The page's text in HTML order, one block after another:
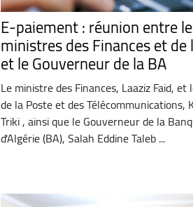
E-paiement : réunion entre
ministres des Finances et de
et le Gouverneur de la BA
Le ministre des Finances, Laaziz Faid,
de la Poste et des Télécommunications,
Triki , ainsi que le Gouverneur de la
d'Algérie (BA), Salah Eddine Taleb ...